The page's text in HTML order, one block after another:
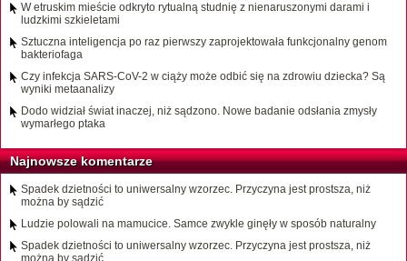
W etruskim mieście odkryto rytualną studnię z nienaruszonymi darami i
ludzkimi szkieletami
Sztuczna inteligencja po raz pierwszy zaprojektowała funkcjonalny genom
bakteriofaga
Czy infekcja SARS-CoV-2 w ciąży może odbić się na zdrowiu dziecka? Są
wyniki metaanalizy
Dodo widział świat inaczej, niż sądzono. Nowe badanie odsłania zmysły
wymarłego ptaka
Najnowsze komentarze
Spadek dzietności to uniwersalny wzorzec. Przyczyna jest prostsza, niż
można by sądzić
Ludzie polowali na mamucice. Samce zwykle ginęły w sposób naturalny
Spadek dzietności to uniwersalny wzorzec. Przyczyna jest prostsza, niż